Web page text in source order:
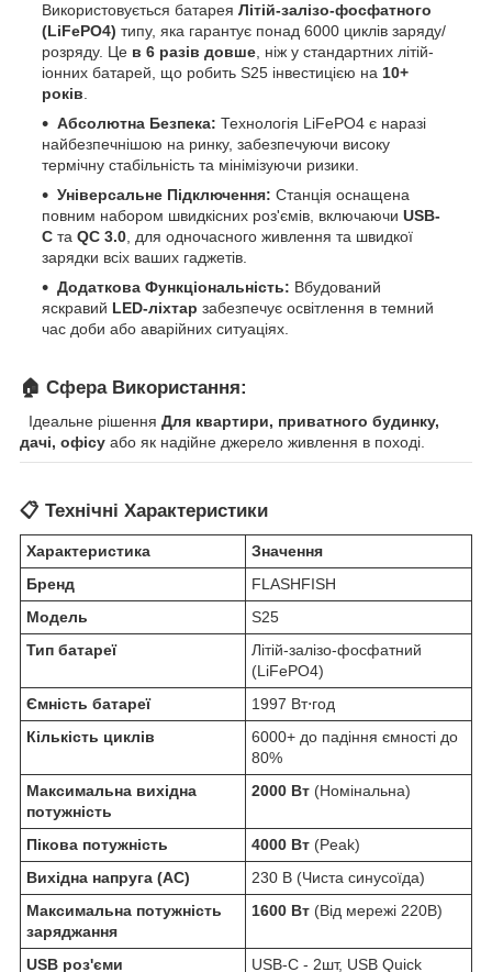
Використовується батарея Літій-залізо-фосфатного
(LiFePO4) типу, яка гарантує понад 6000 циклів заряду/
розряду. Це в 6 разів довше, ніж у стандартних літій-
іонних батарей, що робить S25 інвестицією на 10+
років.
Абсолютна Безпека: Технологія LiFePO4 є наразі
найбезпечнішою на ринку, забезпечуючи високу
термічну стабільність та мінімізуючи ризики.
Універсальне Підключення: Станція оснащена
повним набором швидкісних роз'ємів, включаючи USB-
C та QC 3.0, для одночасного живлення та швидкої
зарядки всіх ваших гаджетів.
Додаткова Функціональність: Вбудований
яскравий LED-ліхтар забезпечує освітлення в темний
час доби або аварійних ситуаціях.
🏠 Сфера Використання:
Ідеальне рішення Для квартири, приватного будинку,
дачі, офісу або як надійне джерело живлення в поході.
📋 Технічні Характеристики
Характеристика
Значення
Бренд
FLASHFISH
Модель
S25
Тип батареї
Літій-залізо-фосфатний
(LiFePO4)
Ємність батареї
1997 Вт⋅год
Кількість циклів
6000+ до падіння ємності до
80%
Максимальна вихідна
потужність
2000 Вт (Номінальна)
Пікова потужність 4000 Вт (Peak)
Вихідна напруга (AC)
230 В (Чиста синусоїда)
Максимальна потужність
заряджання
1600 Вт (Від мережі 220В)
USB роз'єми USB-C - 2шт, USB Quick